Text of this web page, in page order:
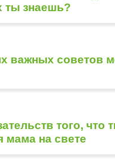
ты знаешь?
важных советов
того,
мама на свете